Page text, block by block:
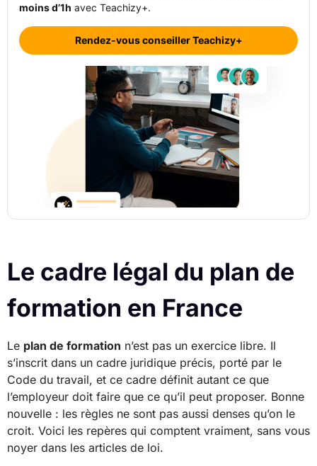
moins d’1h avec Teachizy+.
Rendez-vous conseiller Teachizy+
Le cadre légal du plan de
formation en France
Le plan de formation n’est pas un exercice libre. Il
s’inscrit dans un cadre juridique précis, porté par le
Code du travail, et ce cadre définit autant ce que
l’employeur doit faire que ce qu’il peut proposer. Bonne
nouvelle : les règles ne sont pas aussi denses qu’on le
croit. Voici les repères qui comptent vraiment, sans vous
noyer dans les articles de loi.